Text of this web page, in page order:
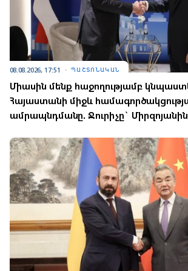
08.08.2026, 17:51 ՊԱՇՏՈՆԱԿԱՆ
Միասին մենք հաջողությամբ
Հայաստանի միջև
ամրապնդմանը. Ջուրիչը` Միրզոյանին